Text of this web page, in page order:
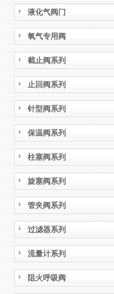
液化气阀门
氧气专用阀
截止阀系列
止回阀系列
针型阀系列
保温阀系列
柱塞阀系列
旋塞阀系列
管夹阀系列
过滤器系列
流量计系列
阻火呼吸阀